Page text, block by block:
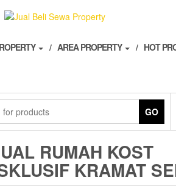
AREA PROPERTY HOT
GO
RUMAH KOST
KRAMAT